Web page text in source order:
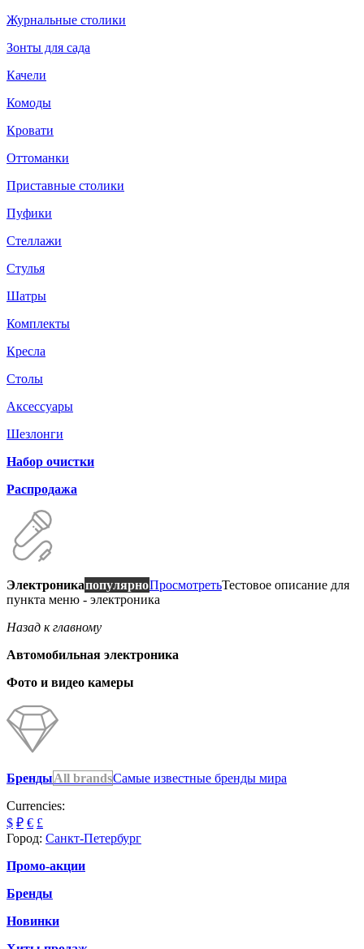
Журнальные столики
Зонты для сада
Качели
Комоды
Кровати
Оттоманки
Приставные столики
Пуфики
Стеллажи
Стулья
Шатры
Комплекты
Кресла
Столы
Аксессуары
Шезлонги
Набор очистки
Распродажа
ЭлектроникапопулярноПросмотретьТестовое описание для
пункта меню - электроника
Назад к главному
Автомобильная электроника
Фото и видео камеры
БрендыAll brandsСамые известные бренды мира
Currencies:
$ ₽ € £
Город: Санкт-Петербург
Промо-акции
Бренды
Новинки